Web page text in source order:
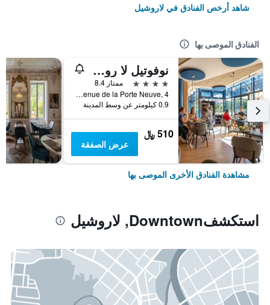
شاهد أرخص الفنادق في لاروشيل
الفنادق الموصى بها
نوفوتيل لا روشيل سنتر
4 نجوم
ممتاز 8.4
Avenue de la Porte Neuve, 4, لاروشيل, شارنت البحرية, فرنسا
0.9 كيلومتر عن وسط المدينة
510 ﷼
عرض الصفقة
مشاهدة الفنادق الأخرى الموصى بها
استكشفDowntown, لاروشيل